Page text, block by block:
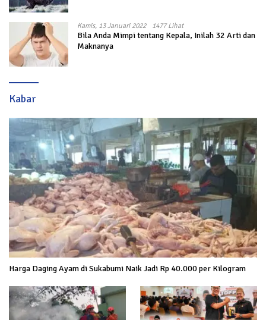
Kamis, 13 Januari 2022 1477 Lihat
Bila Anda Mimpi tentang Kepala, Inilah 32 Arti dan
Maknanya
Kabar
Harga Daging Ayam di Sukabumi Naik Jadi Rp 40.000 per Kilogram